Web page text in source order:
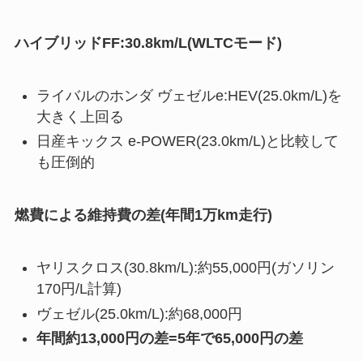
ハイブリッドFF:30.8km/L(WLTCモード)
ライバルのホンダ ヴェゼルe:HEV(25.0km/L)を
大きく上回る
日産キックス e-POWER(23.0km/L)と比較して
も圧倒的
燃費による維持費の差(年間1万km走行)
ヤリスクロス(30.8km/L):約55,000円(ガソリン
170円/L計算)
ヴェゼル(25.0km/L):約68,000円
年間約13,000円の差=5年で65,000円の差